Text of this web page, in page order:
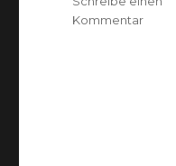
Kommentarzu